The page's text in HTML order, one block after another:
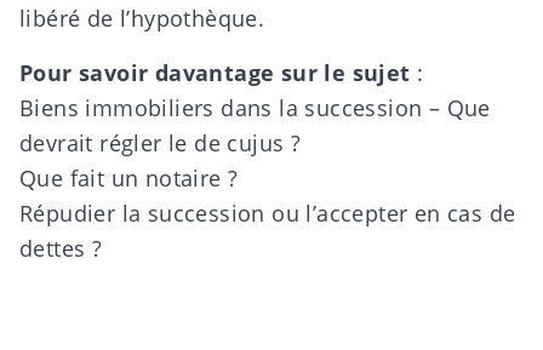
libéré de l’hypothèque.
Pour savoir davantage sur le sujet :
Biens immobiliers dans la succession – Que
devrait régler le de cujus ?
Que fait un notaire ?
Répudier la succession ou l’accepter en cas de
dettes ?